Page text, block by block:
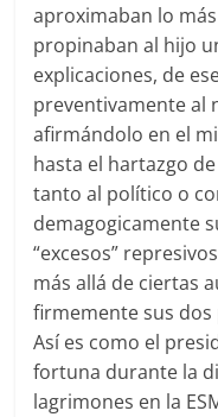
aproximaban lo
propinaban al hijo
explicaciones, de
preventivamente al
afirmándolo en el
hasta el hartazgo
tanto al político o
demagogicamente
“excesos”
más allá de ciertas
firmemente sus dos
Así es como el
fortuna durante la
lagrimones en la